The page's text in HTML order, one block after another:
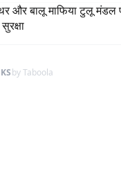
और बालू माफिया टुलू मंडल
by Taboola